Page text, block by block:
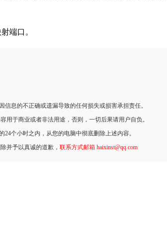
端口。
息的不正确或遗漏导致的任何损失或损害承担责任。
用于商业或者非法用途，否则，一切后果请用户自负。
个小时之内，从您的电脑中彻底删除上述内容。
并予以真诚的道歉， 联系方式邮箱 haixinst@qq.com